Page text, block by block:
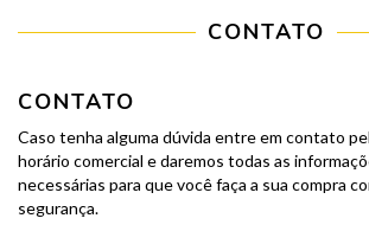
CONTATO
CONTATO
Caso tenha alguma dúvida entre em contato
horário comercial e daremos todas as
necessárias para que você faça a sua compra
segurança.